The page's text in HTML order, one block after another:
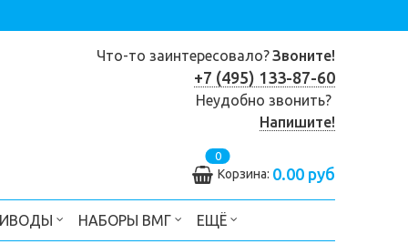
Что-то заинтересовало?Звоните!
+7 (495) 133-87-60
Неудобно звонить?
Напишите!
0
Корзина: 0.00 руб
НАБОРЫ ВМГ ЕЩЁ